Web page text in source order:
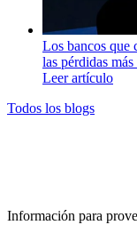
Los bancos que
las pérdidas
Leer artículo
Todos los blogs
Información para